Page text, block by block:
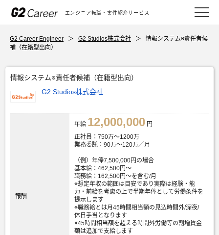
エンジニア転職・案件紹介サービス
G2 Career Engineer ＞ G2 Studios株式会社 ＞ 情報システム※責任者候
補（在籍型出向）
情報システム※責任者候補（在籍型出向）
G2 Studios株式会社
報酬
年給 12,000,000円
正社員：750万～1200万
業務委託：90万～120万／月
（例）年俸7,500,000円の場合
基本給：462,500円～
職務給：162,500円～を含む/月
※想定年収の範囲は目安であり実際は経験・能
力・前給を考慮の上で半期年俸として労働条件を
提示します
※職務給とは月45時間相当額の見込時間外/深夜/
休日手当となります
※45時間相当額を超える時間外労働等の割増賃金
額は追加で支給します